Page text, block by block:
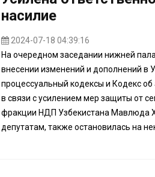
насилие
2024-07-18 04:39:16
На очередном заседании нижней
внесении изменений и дополнений в
процессуальный кодексы и Кодекс
в связи с усилением мер защиты от
фракции НДП Узбекистана Мавлюда
депутатам, также остановилась на